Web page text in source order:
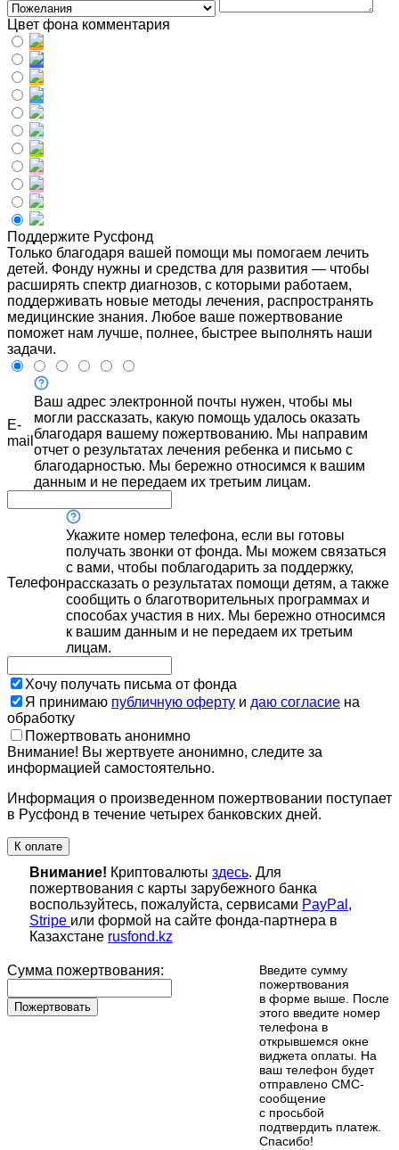
Цвет фона комментария
Поддержите Русфонд
Только благодаря вашей помощи мы помогаем лечить
детей. Фонду нужны и средства для развития — чтобы
расширять спектр диагнозов, с которыми работаем,
поддерживать новые методы лечения, распространять
медицинские знания. Любое ваше пожертвование
поможет нам лучше, полнее, быстрее выполнять наши
задачи.
E-
mail
Ваш адрес электронной почты нужен, чтобы мы
могли рассказать, какую помощь удалось оказать
благодаря вашему пожертвованию. Мы направим
отчет о результатах лечения ребенка и письмо с
благодарностью. Мы бережно относимся к вашим
данным и не передаем их третьим лицам.
Телефон
Укажите номер телефона, если вы готовы
получать звонки от фонда. Мы можем связаться
с вами, чтобы поблагодарить за поддержку,
рассказать о результатах помощи детям, а также
сообщить о благотворительных программах и
способах участия в них. Мы бережно относимся
к вашим данным и не передаем их третьим
лицам.
Хочу получать письма от фонда
Я принимаю публичную оферту и даю согласие на
обработку
Пожертвовать анонимно
Внимание! Вы жертвуете анонимно, следите за
информацией самостоятельно.
Информация о произведенном пожертвовании поступает
в Русфонд в течение четырех банковских дней.
К оплате
Внимание! Криптовалюты здесь. Для
пожертвования с карты зарубежного банка
воспользуйтесь, пожалуйста, сервисами PayPal ,
Stripe или формой на сайте фонда-партнера в
Казахстане rusfond.kz
Сумма пожертвования:
Пожертвовать
Введите сумму
пожертвования
в форме выше. После
этого введите номер
телефона в
открывшемся окне
виджета оплаты. На
ваш телефон будет
отправлено СМС-
сообщение
с просьбой
подтвердить платеж.
Cпасибо!